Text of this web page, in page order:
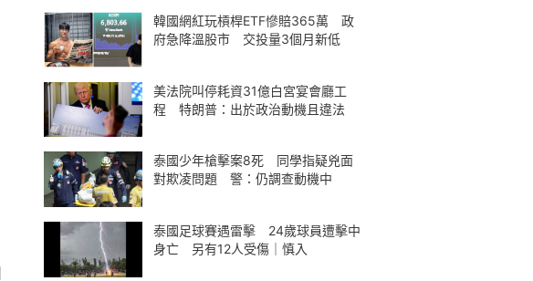
韓國網紅玩槓桿ETF慘賠365萬 政
府急降溫股市 交投量3個月新低
美法院叫停耗資31億白宮宴會廳工
程 特朗普：出於政治動機且違法
泰國少年槍擊案8死 同學指疑兇面
對欺凌問題 警：仍調查動機中
泰國足球賽遇雷擊 24歲球員遭擊中
身亡 另有12人受傷｜慎入